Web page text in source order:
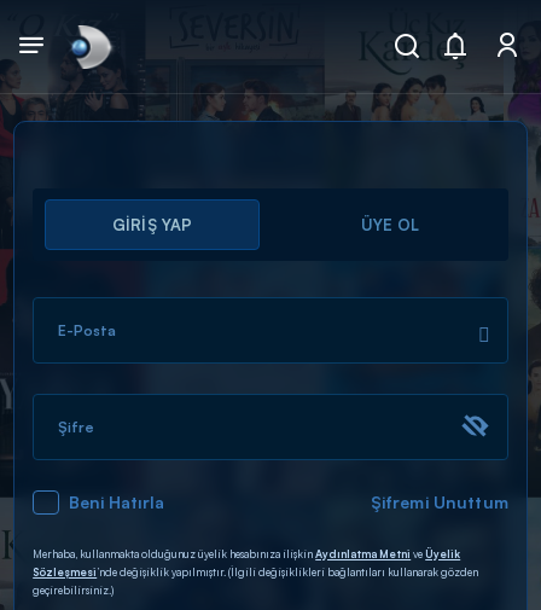
Arama
ARAMA SONUÇLARI
DİĞER SONUÇLAR
GİRİŞ YAP ÜYE OL
E-Posta
Şifre
Beni Hatırla Şifremi Unuttum
Merhaba, kullanmakta olduğunuz üyelik hesabınıza ilişkinAydınlatma Metni veÜyelik
Sözleşmesi’nde değişiklik yapılmıştır. (İlgili değişiklikleri bağlantıları kullanarak gözden
geçirebilirsiniz.)